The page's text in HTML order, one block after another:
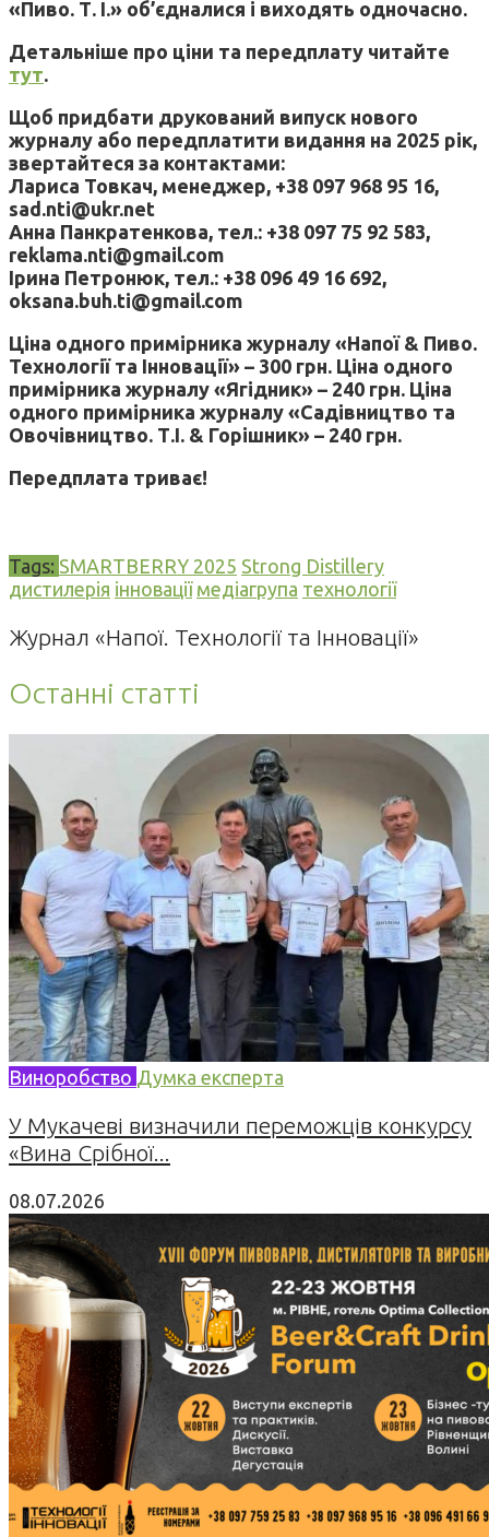
«Пиво. Т. І.» об’єдналися і виходять одночасно.
Детальніше про ціни та передплату читайте
тут.
Щоб придбати друкований випуск нового
журналу або передплатити видання на 2025 рік,
звертайтеся за контактами:
Лариса Товкач, менеджер, +38 097 968 95 16,
sad.nti@ukr.net
Анна Панкратенкова, тел.: +38 097 75 92 583,
reklama.nti@gmail.com
Ірина Петронюк, тел.: +38 096 49 16 692,
oksana.buh.ti@gmail.com
Ціна одного примірника журналу «Напої & Пиво.
Технології та Інновації» – 300 грн. Ціна одного
примірника журналу «Ягідник» – 240 грн. Ціна
одного примірника журналу «Садівництво та
Овочівництво. Т.І. & Горішник» – 240 грн.
Передплата триває!
Tags: SMARTBERRY 2025 Strong Distillery
дистилерія інновації медіагрупа технології
Журнал «Напої. Технології та Інновації»
Останні статті
Виноробство Думка експерта
У Мукачеві визначили переможців конкурсу
«Вина Срібної...
08.07.2026